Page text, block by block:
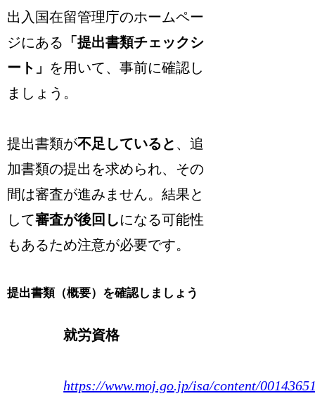
出入国在留管理庁のホームペー
ジにある 「提出書類チェックシ
ート」 を用いて、事前に確認し
ましょう。
提出書類が不足していると 、追
加書類の提出を求められ、その
間は審査が進みません。結果と
して審査が後回しになる可能性
もあるため注意が必要です。
提出書類（概要）を確認しましょう
就労資格
https://www.moj.go.jp/isa/content/